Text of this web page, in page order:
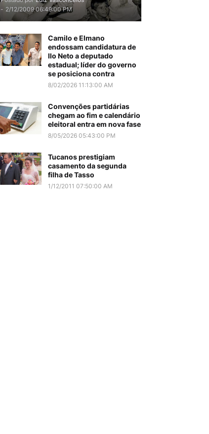
- 2/12/2009 06:49:00 PM
Camilo e Elmano
endossam candidatura de
Ilo Neto a deputado
estadual; líder do governo
se posiciona contra
8/02/2026 11:13:00 AM
Convenções partidárias
chegam ao fim e calendário
eleitoral entra em nova fase
8/05/2026 05:43:00 PM
Tucanos prestigiam
casamento da segunda
filha de Tasso
1/12/2011 07:50:00 AM